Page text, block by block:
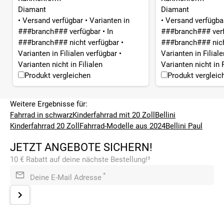
Diamant
• Versand verfügbar • Varianten in
###branch### verfügbar • In
###branch### nicht verfügbar •
Varianten in Filialen verfügbar •
Varianten nicht in Filialen
Produkt vergleichen
Diamant
• Versand
###branch###
###branch###
Varianten in
Varianten nicht in
Produkt
Weitere Ergebnisse für:
Fahrrad in schwarzKinderfahrrad mit 20 Zoll Bellini
Kinderfahrrad 20 Zoll Fahrrad-Modelle aus 2024Bellini Paul
JETZT ANGEBOTE SICHERN!
10 € Rabatt auf deine nächste Bestellung!³
Deine E-Mail Adresse *